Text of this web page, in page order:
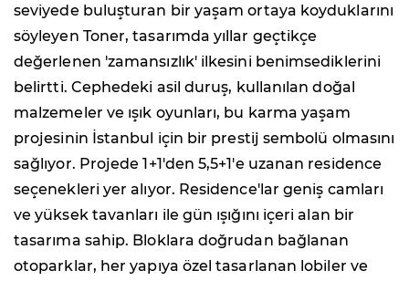
seviyede buluşturan bir yaşam ortaya koyduklarını
söyleyen Toner, tasarımda yıllar geçtikçe
değerlenen 'zamansızlık' ilkesini benimsediklerini
belirtti. Cephedeki asil duruş, kullanılan doğal
malzemeler ve ışık oyunları, bu karma yaşam
projesinin İstanbul için bir prestij sembolü olmasını
sağlıyor. Projede 1+1'den 5,5+1'e uzanan residence
seçenekleri yer alıyor. Residence'lar geniş camları
ve yüksek tavanları ile gün ışığını içeri alan bir
tasarıma sahip. Bloklara doğrudan bağlanan
otoparklar, her yapıya özel tasarlanan lobiler ve